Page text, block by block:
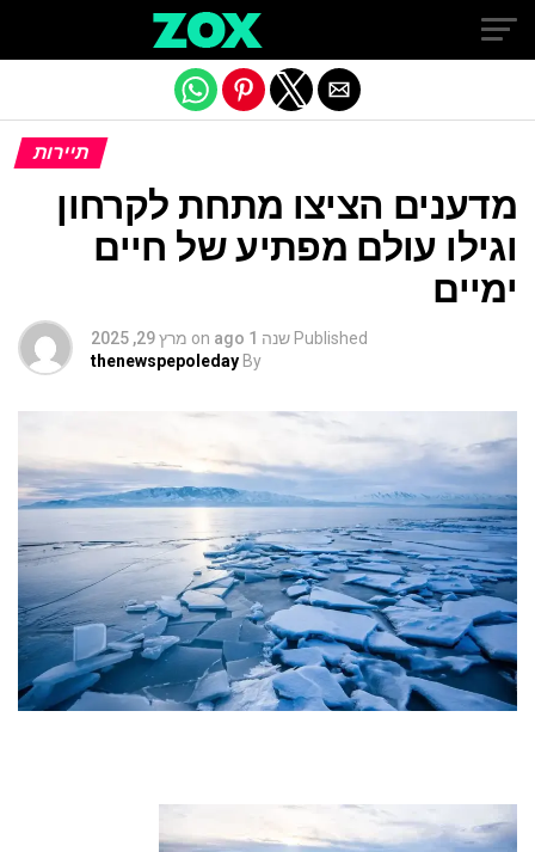
תיירות
מדענים הציצו מתחת לקרחון
וגילו עולם מפתיע של חיים
ימיים
Published שנה 1 ago on מרץ 29, 2025
By
thenewspepoleday
Exit mobile version